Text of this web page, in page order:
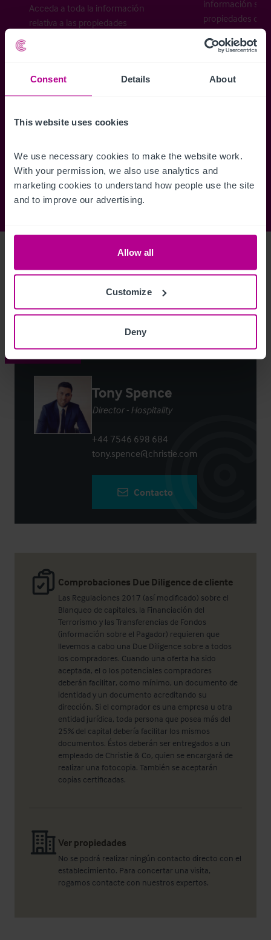
Consent Details About
This website uses cookies
We use necessary cookies to make the website work.
With your permission, we also use analytics and
marketing cookies to understand how people use the site
and to improve our advertising.
Allow all
Customize
Deny
Acceda a toda la información
relativa a las propiedades
información
propiedades
cómo desea
to view full details
Comprobaciones Due Diligence de cliente
Las Regulaciones 2017 (así modificado) sobre el
Blanqueo de capitales, la Financiación del
Terrorismo y las Transferencias de Fondos
(información sobre el Pagador) requieren que
llevemos a cabo una Due Diligence sobre a todos
los compradores. Cuando una oferta ha sido
aceptada, el o los potenciales compradores
deberán facilitar, como mínimo, un documento de
identidad y un documento acreditando su
dirección. Si el comprador es una empresa u otra
entidad jurídica, toda persona que posea más del
25% del capital debería facilitar los mismos
documentos. Éstos deberán ser entregados a un
empleado de Christie & Co, quien se encargará de
realizar una fotocopia. También se aceptarán
copias certificadas.
Ver propiedades
No se podrá realizar ningún contacto directo con el
establecimiento. Para concertar una visita,
rogamos contacte con nuestros expertos.
Contacto
Tony Spence
Director - Hospitality
+44 7546 698 684
tony.spence@christie.com
Contacto